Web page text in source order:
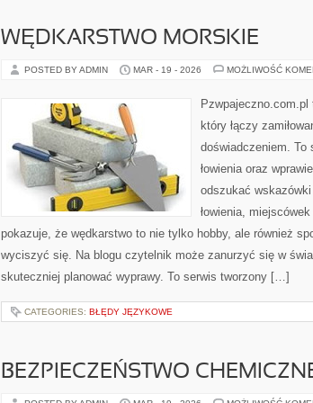
WĘDKARSTWO MORSKIE
POSTED BY ADMIN MAR - 19 - 2026 MOŻLIWOŚĆ
który łączy
doświadczeniem. To
łowienia oraz
odszukać
łowienia,
pokazuje, że wędkarstwo to nie tylko hobby, ale również
wyciszyć się. Na blogu czytelnik może zanurzyć się w
skuteczniej planować wyprawy. To serwis tworzony […]
CATEGORIES: BŁĘDY JĘZYKOWE
BEZPIECZEŃSTWO